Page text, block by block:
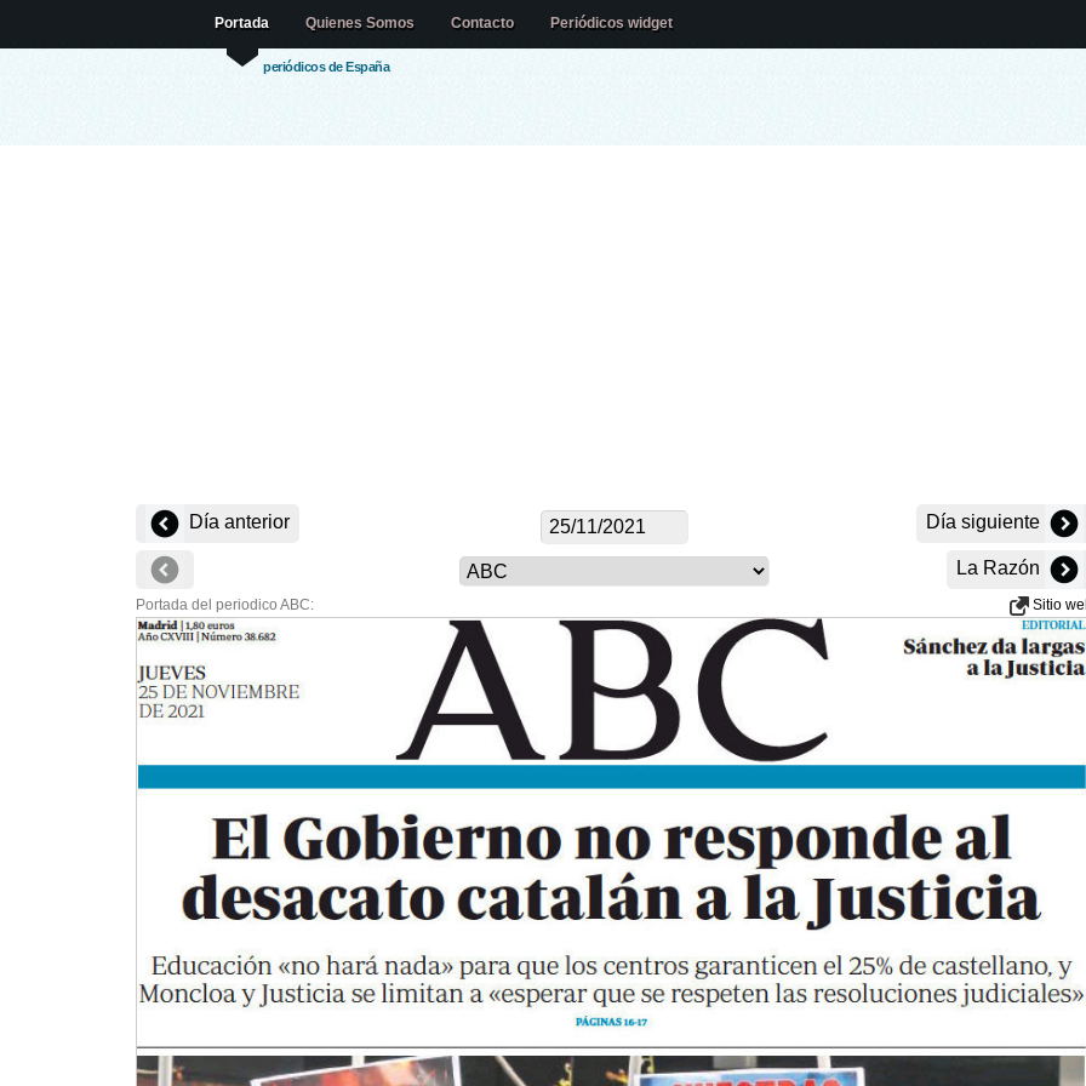
periódicos de España
Portada Quienes Somos Contacto Periódicos widget
Día anterior Día siguiente
La Razón
Portada del periodico ABC: Sitio